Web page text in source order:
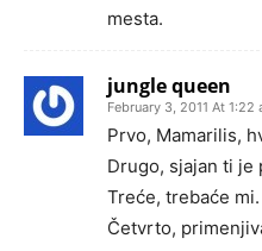
mesta.
jungle queen
February 3, 2011 At 1:22
Prvo, Mamarilis,
Drugo, sjajan ti je
Treće, trebaće mi.
Četvrto,